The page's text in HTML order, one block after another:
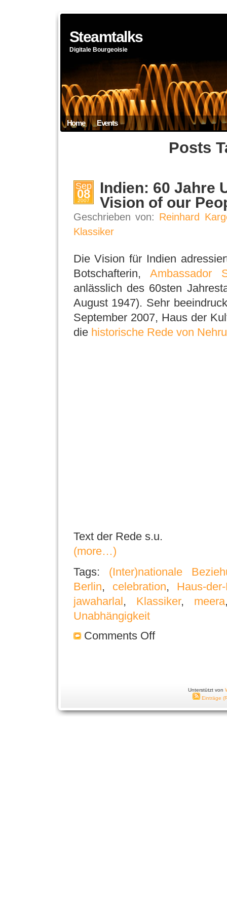
Steamtalks
Digitale Bourgeoisie
Home Events
Posts
Sep
08
2007
Indien: 60 Jahre
Vision of our
Geschrieben von: Reinhard
Klassiker
Die Vision für Indien
Botschafterin, Ambassador
anlässlich des 60sten
August 1947). Sehr
September 2007, Haus der
die historische Rede von Nehru
Text der Rede s.u.
(more…)
Tags: (Inter)nationale
Berlin, celebration, Haus-
jawaharlal, Klassiker, meera
Unabhängigkeit
Comments Off
Unterstützt von
Einträge